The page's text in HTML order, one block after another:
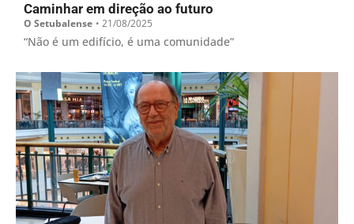
Caminhar em direção ao futuro
O Setubalense • 21/08/2025
“Não é um edifício, é uma comunidade”